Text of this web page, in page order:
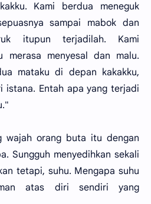
Kami berdua meneguk
sampai mabok dan
itupun terjadilah. Kami
merasa menyesal dan malu.
mataku di depan kakakku,
istana. Entah apa yang terjadi
wajah orang buta itu dengan
Sungguh menyedihkan sekali
tetapi, suhu. Mengapa suhu
atas diri sendiri yang